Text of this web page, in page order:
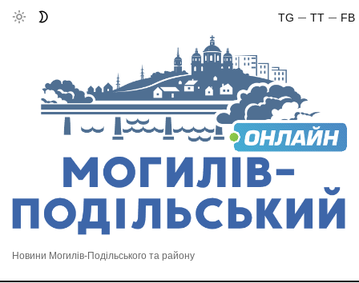
FB
TT
TG
Новини Могилів-Подільського та району